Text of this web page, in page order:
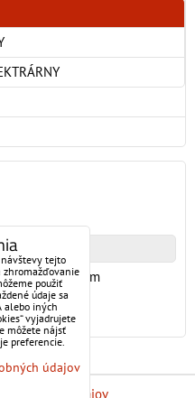
e-mailom
osobných údajov
tejto
použiť
údaje sa
alebo iných
vyjadrujete
môžete nájsť
preferencie.
údajov